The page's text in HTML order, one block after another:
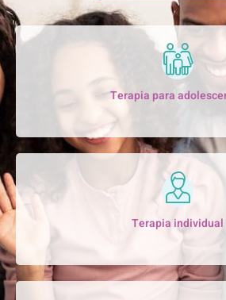
Terapia para
Terapia individual